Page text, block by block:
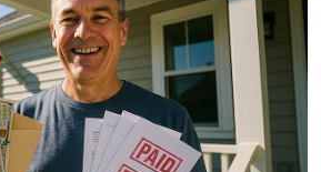
Disyorkan